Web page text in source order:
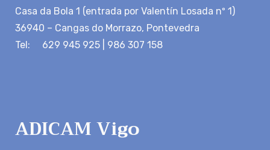
Casa da Bola 1 (entrada por Valentín Losada nº 1)
36940 – Cangas do Morrazo, Pontevedra
Tel: 629 945 925 | 986 307 158
ADICAM Vigo